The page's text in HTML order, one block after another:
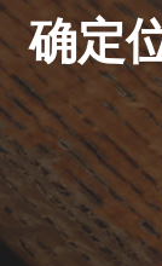
确定